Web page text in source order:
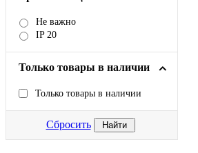
Не важно
IP 20
Только товары в наличии
Только товары в наличии
Сбросить